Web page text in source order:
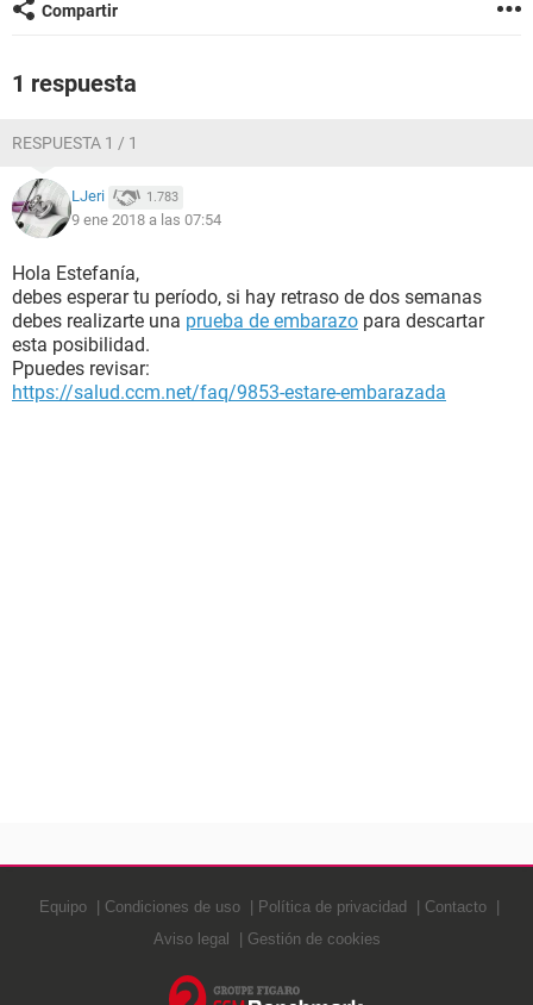
Compartir
1 respuesta
RESPUESTA 1 / 1
LJeri 1.783
9 ene 2018 a las 07:54
Hola Estefanía,
debes esperar tu período, si hay retraso de dos semanas
debes realizarte una prueba de embarazo para descartar
esta posibilidad.
Ppuedes revisar:
https://salud.ccm.net/faq/9853-estare-embarazada
Equipo Condiciones de uso Política de privacidad
Contacto
Aviso legal
Gestión de cookies